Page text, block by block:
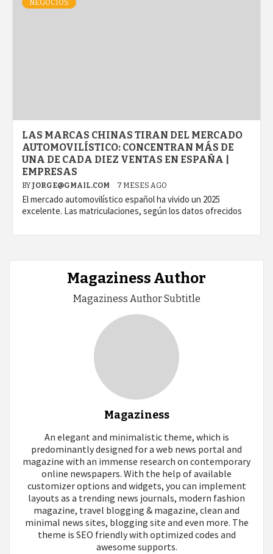
NEGOCIOS
LAS MARCAS CHINAS TIRAN DEL MERCADO
AUTOMOVILÍSTICO: CONCENTRAN MÁS DE
UNA DE CADA DIEZ VENTAS EN ESPAÑA |
EMPRESAS
BY JORGE@GMAIL.COM 7 MESES AGO
El mercado automovilístico español ha vivido un 2025
excelente. Las matriculaciones, según los datos ofrecidos
Magaziness Author
Magaziness Author Subtitle
Magaziness
An elegant and minimalistic theme, which is
predominantly designed for a web news portal and
magazine with an immense research on contemporary
online newspapers. With the help of available
customizer options and widgets, you can implement
layouts as a trending news journals, modern fashion
magazine, travel blogging & magazine, clean and
minimal news sites, blogging site and even more. The
theme is SEO friendly with optimized codes and
awesome supports.